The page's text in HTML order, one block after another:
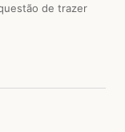
de trazer